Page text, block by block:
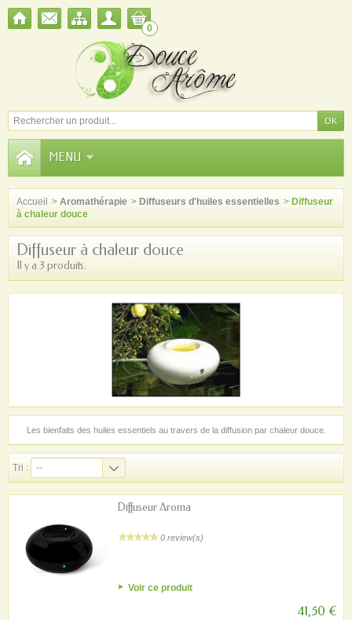
0
MENU
Accueil > Aromathérapie > Diffuseurs d'huiles essentielles > Diffuseur
à chaleur douce
Diffuseur à chaleur douce
Il y a 3 produits.
Les bienfaits des huiles essentiels au travers de la diffusion par chaleur douce.
Tri : --
Diffuseur Aroma
0 review(s)
Voir ce produit
41,50 €